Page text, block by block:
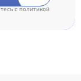
cполитикой